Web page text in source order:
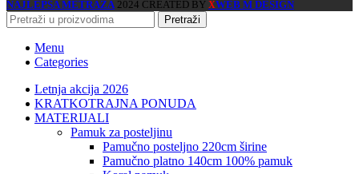
NAJLEPŠA METRAŽA 2024 CREATED BY XWEB M DESIGN
Pretraži
Menu
Categories
Letnja akcija 2026
KRATKOTRAJNA PONUDA
MATERIJALI
pamuk za posteljinu
pamučno posteljno 220cm širine
pamučno platno 140cm 100% pamuk